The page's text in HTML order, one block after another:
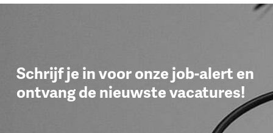
Schrijf je in voor onze job-alert en
ontvang de nieuwste vacatures!